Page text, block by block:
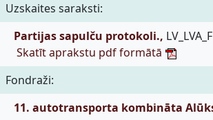
Uzskaites saraksti:
Partijas sapulču protokoli.,
Skatīt aprakstu pdf formātā
Fondraži:
11. autotransporta kombināta